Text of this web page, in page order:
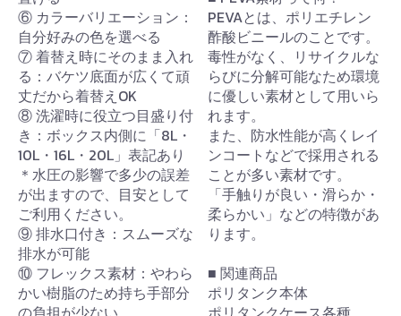
⑥ カラーバリエーション：
自分好みの色を選べる
⑦ 着替え時にそのまま入れ
る：バケツ底面が広くて頑
丈だから着替えOK
⑧ 洗濯時に役立つ目盛り付
き：ボックス内側に「8L・
10L・16L・20L」表記あり
＊水圧の影響で多少の誤差
が出ますので、目安として
ご利用ください。
⑨ 排水口付き：スムーズな
排水が可能
⑩ フレックス素材：やわら
かい樹脂のため持ち手部分
PEVAとは、ポリエチレン
酢酸ビニールのことです。
毒性がなく、リサイクルな
らびに分解可能なため環境
に優しい素材として用いら
れます。
また、防水性能が高くレイ
ンコートなどで採用される
ことが多い素材です。
「手触りが良い・滑らか・
柔らかい」などの特徴があ
ります。
■ 関連商品
ポリタンク本体